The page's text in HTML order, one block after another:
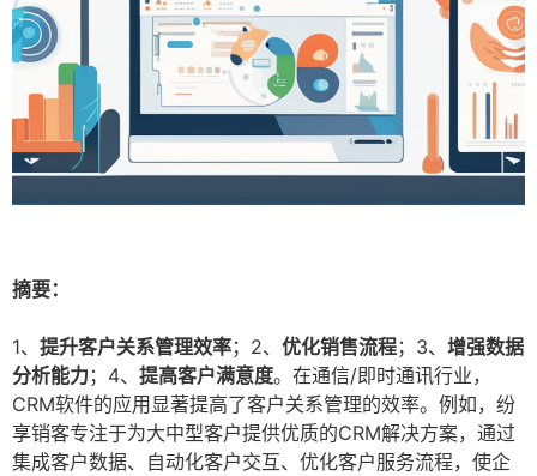
摘要：
1、 提升客户关系管理效率；2、 优化销售流程；3、 增强数据
分析能力；4、 提高客户满意度。在通信/即时通讯行业，
CRM软件的应用显著提高了客户关系管理的效率。例如，纷
享销客专注于为大中型客户提供优质的CRM解决方案，通过
集成客户数据、自动化客户交互、优化客户服务流程，使企